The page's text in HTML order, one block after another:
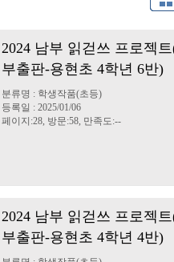
2024 남부 읽걷쓰 프로젝
부출판-용현초 4학년 6반)
분류명 : 학생작품(초등)
등록일 : 2025/01/06
페이지:28, 방문:58, 만족도:--
2024 남부 읽걷쓰 프로젝
부출판-용현초 4학년 4반)